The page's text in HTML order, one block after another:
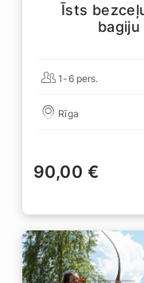
Īsts
bagiju
1-6 pers.
Rīga
90,00 €